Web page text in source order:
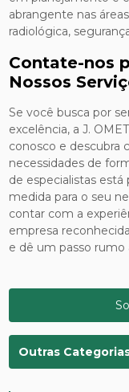
abrangente nas
radiológica,
Contate-nos
Nossos
Se você busca por
excelência, a J.
conosco e descubra
necessidades de
de especialistas está
medida para o seu
contar com a
empresa
e dê um passo rumo
Outras